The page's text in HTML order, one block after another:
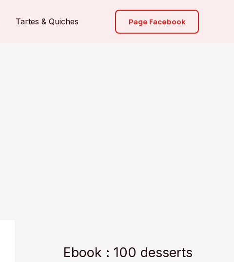
Tartes & Quiches Page Facebook
Ebook : 100 desserts